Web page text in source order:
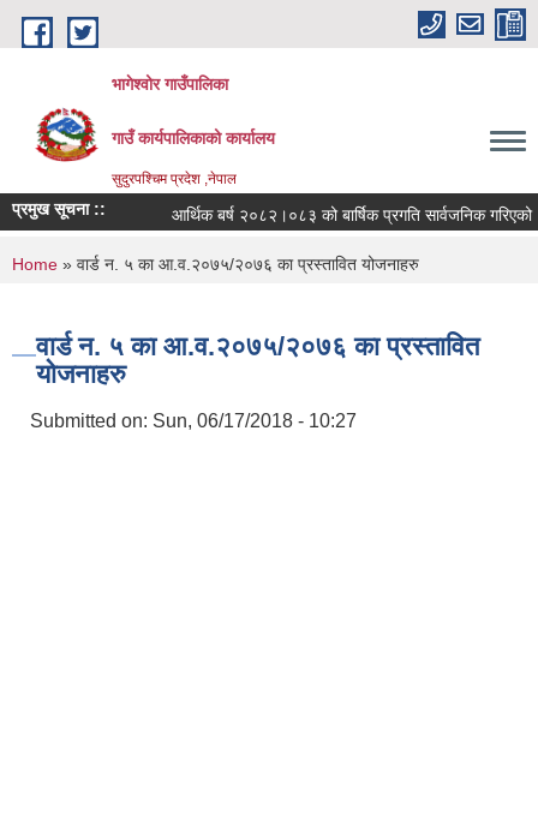
Skip to main content
भागेश्वोर गाउँपालिका
गाउँ कार्यपालिकाको कार्यालय
सुदुरपश्चिम प्रदेश ,नेपाल
प्रमुख सूचना :: आर्थिक बर्ष २०८२।०८३ को बार्षिक प्रगति सार्वजनिक गरिएको
You are here
Home » वार्ड न. ५ का आ.व.२०७५/२०७६ का प्रस्तावित योजनाहरु
वार्ड न. ५ का आ.व.२०७५/२०७६ का प्रस्तावित
योजनाहरु
Submitted on: Sun, 06/17/2018 - 10:27